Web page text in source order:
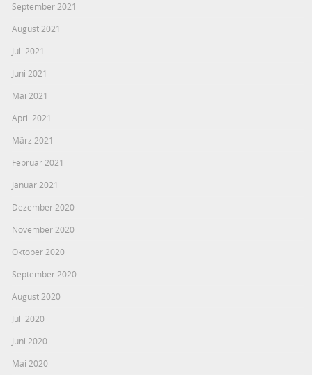
September 2021
August 2021
Juli 2021
Juni 2021
Mai 2021
April 2021
März 2021
Februar 2021
Januar 2021
Dezember 2020
November 2020
Oktober 2020
September 2020
August 2020
Juli 2020
Juni 2020
Mai 2020